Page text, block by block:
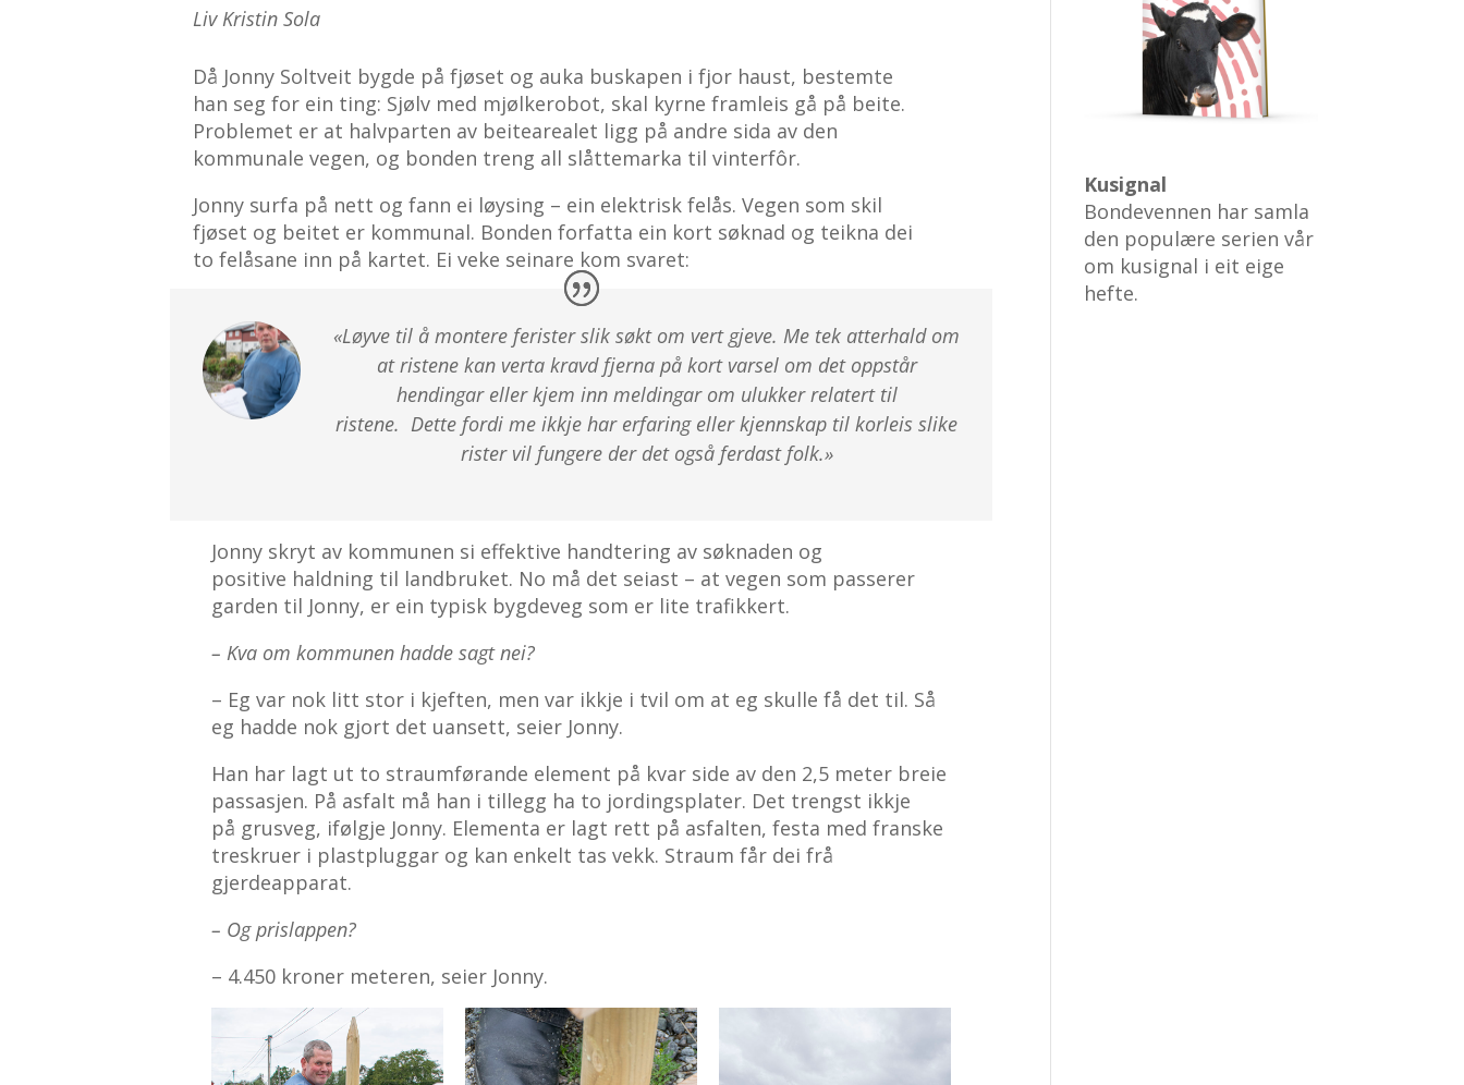
Liv Kristin Sola
Då Jonny Soltveit bygde på fjøset og auka buskapen i fjor haust, bestemte
han seg for ein ting: Sjølv med mjølkerobot, skal kyrne framleis gå på beite.
Problemet er at halvparten av beitearealet ligg på andre sida av den
kommunale vegen, og bonden treng all slåttemarka til vinterfôr.
Jonny surfa på nett og fann ei løysing – ein elektrisk felås. Vegen som skil
fjøset og beitet er kommunal. Bonden forfatta ein kort søknad og teikna dei
to felåsane inn på kartet. Ei veke seinare kom svaret:
«Løyve til å montere ferister slik søkt om vert gjeve.Me tek atterhald om
at ristene kan verta kravd fjerna på kort varsel om det oppstår
hendingar eller kjem inn meldingar om ulukker relatert til
ristene. Dette fordi me ikkje har erfaring eller kjennskap tilkorleis slike
rister vil fungere der det også ferdast folk.»
Jonny skryt av kommunen si effektive handtering av søknaden og
positive haldning til landbruket. No må det seiast – at vegen som passerer
garden til Jonny, er ein typisk bygdeveg som er lite trafikkert.
– Kva om kommunen hadde sagt nei?
– Eg var nok litt stor i kjeften, men var ikkje i tvil om at eg skulle få det til. Så
eg hadde nok gjort det uansett, seier Jonny.
Han har lagt ut to straumførande element på kvar side av den 2,5 meter breie
passasjen. På asfalt må han i tillegg ha to jordingsplater. Det trengst ikkje
på grusveg, ifølgje Jonny. Elementa er lagt rett på asfalten, festa med franske
treskruer i plastpluggar og kan enkelt tas vekk. Straum får dei frå
gjerdeapparat.
– Og prislappen?
– 4.450 kroner meteren, seier Jonny.
Kusignal
Bondevennen har samla
den populære serien vår
om kusignal i eit eige
hefte.